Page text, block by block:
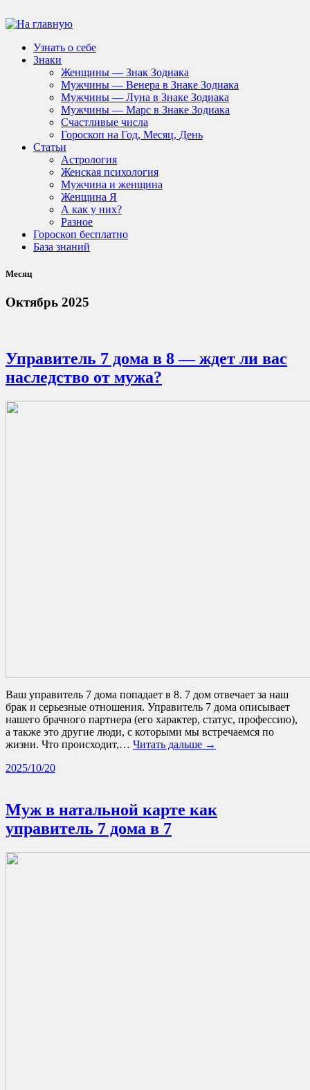
Узнать о себе
Знаки
Женщины — Знак Зодиака
Мужчины — Венера в Знаке Зодиака
Мужчины — Луна в Знаке Зодиака
Мужчины — Марс в Знаке Зодиака
Счастливые числа
Гороскоп на Год, Месяц, День
Статьи
Астрология
Женская психология
Мужчина и женщина
Женщина Я
А как у них?
Разное
Гороскоп бесплатно
База знаний
Месяц
Октябрь 2025
Управитель 7 дома в 8 — ждет ли вас
наследство от мужа?
Ваш управитель 7 дома попадает в 8. 7 дом отвечает за наш
брак и серьезные отношения. Управитель 7 дома описывает
нашего брачного партнера (его характер, статус, профессию),
а также это другие люди, с которыми мы встречаемся по
жизни. Что происходит,… Читать дальше →
2025/10/20
Муж в натальной карте как
управитель 7 дома в 7